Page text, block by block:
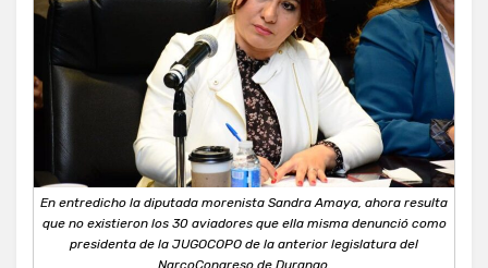
En entredicho la diputada morenista Sandra Amaya, ahora resulta
que no existieron los 30 aviadores que ella misma denunció como
presidenta de la JUGOCOPO de la anterior legislatura del